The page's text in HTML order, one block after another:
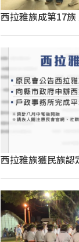
西拉雅族成第17
西拉雅族獲民族認